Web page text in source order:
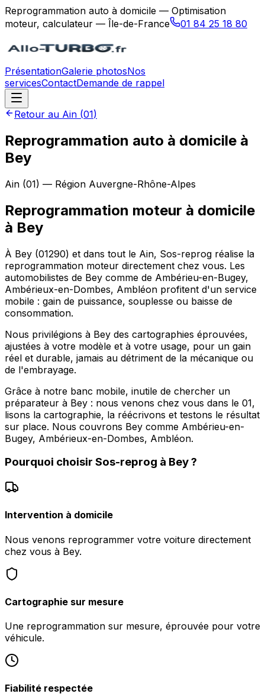
Reprogrammation auto à domicile — Optimisation
moteur, calculateur — Île-de-France
01 84 25 18 80
PrésentationGalerie photosNos
servicesContactDemande de rappel
Retour au Ain (01)
Reprogrammation auto à domicile à
Bey
Ain (01) — Région Auvergne-Rhône-Alpes
Reprogrammation moteur à domicile
à Bey
À Bey (01290) et dans tout le Ain, Sos-reprog réalise la
reprogrammation moteur directement chez vous. Les
automobilistes de Bey comme de Ambérieu-en-Bugey,
Ambérieux-en-Dombes, Ambléon profitent d'un service
mobile : gain de puissance, souplesse ou baisse de
consommation.
Nous privilégions à Bey des cartographies éprouvées,
ajustées à votre modèle et à votre usage, pour un gain
réel et durable, jamais au détriment de la mécanique ou
de l'embrayage.
Grâce à notre banc mobile, inutile de chercher un
préparateur à Bey : nous venons chez vous dans le 01,
lisons la cartographie, la réécrivons et testons le résultat
sur place. Nous couvrons Bey comme Ambérieu-en-
Bugey, Ambérieux-en-Dombes, Ambléon.
Pourquoi choisir Sos-reprog à Bey?
Intervention à domicile
Nous venons reprogrammer votre voiture directement
chez vous à Bey.
Cartographie sur mesure
Une reprogrammation sur mesure, éprouvée pour votre
véhicule.
Fiabilité respectée